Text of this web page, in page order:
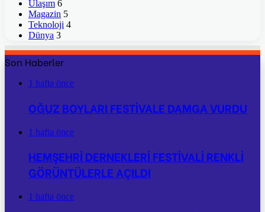
Ulaşım 6
Magazin 5
Teknoloji 4
Dünya 3
Son Haberler
1 hafta önce
OĞUZ BOYLARI FESTİVALE DAMGA VURDU
1 hafta önce
HEMŞEHRİ DERNEKLERİ FESTİVALİ RENKLİ
GÖRÜNTÜLERLE AÇILDI
1 hafta önce